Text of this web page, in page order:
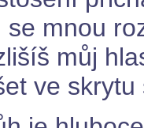
se mnou
můj
ve skrytu